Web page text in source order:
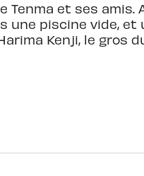
et ses amis.
piscine vide, et
Kenji, le gros